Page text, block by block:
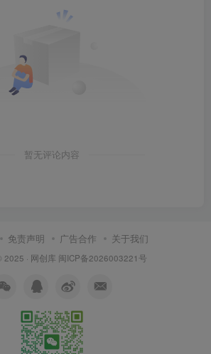
暂无评论内容
免责声明 广告合作 关于我们
2025 · 网创库 闽ICP备2026003221号